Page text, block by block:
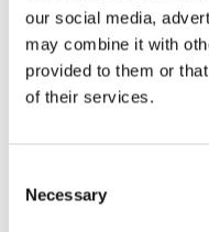
our social media,
may combine it with
provided to them or
of their services.
Selection
Necessary
Reglamento 261/
indemnización, el
basa en la distancia
Vuelos recientes con